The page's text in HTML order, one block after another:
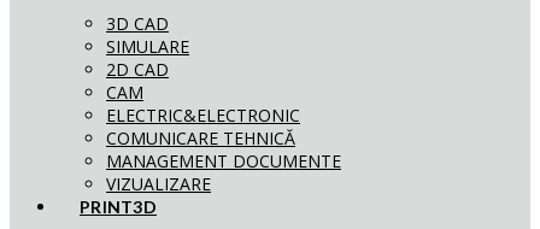
3D CAD
SIMULARE
2D CAD
CAM
ELECTRIC&ELECTRONIC
COMUNICARE TEHNICĂ
MANAGEMENT DOCUMENTE
VIZUALIZARE
PRINT3D